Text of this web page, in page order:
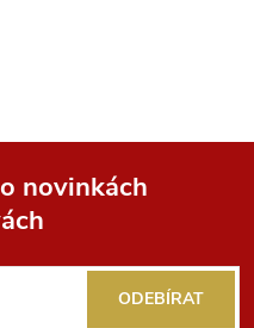
novinkách
ODEBÍRAT